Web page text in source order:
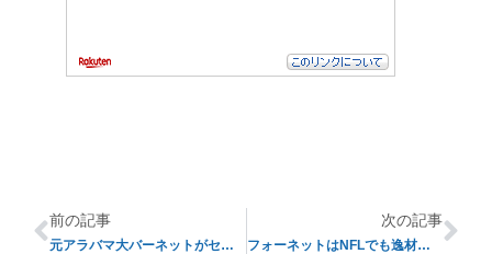
前の記事
元アラバマ大バーネットがセイバン監督にもの申す
次の記事
フォーネットはNFLでも逸材となり得るか？